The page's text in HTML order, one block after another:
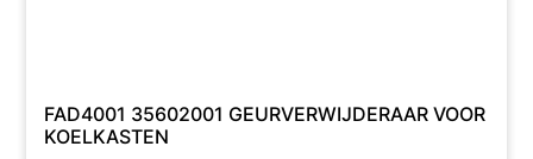
FAD4001 35602001 GEURVERWIJDERAAR VOOR
KOELKASTEN